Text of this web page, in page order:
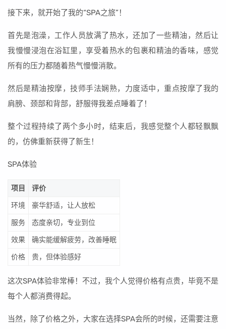
接下来，就开始了我的“SPA之旅”！
首先是泡澡，工作人员放满了热水，还加了一些精油，然后让
我慢慢浸泡在浴缸里，享受着热水的包裹和精油的香味，感觉
所有的压力都随着热气慢慢消散。
然后是精油按摩，技师手法娴熟，力度适中，重点按摩了我的
肩膀、颈部和背部，舒服得我差点睡着了！
整个过程持续了两个多小时，结束后，我感觉整个人都轻飘飘
的，仿佛重新获得了新生！
SPA体验
项目
评价
环境
豪华舒适，让人放松
服务
态度亲切，专业到位
效果
确实能缓解疲劳，改善睡眠
价格
贵，但体验感好
这次SPA体验非常棒！不过，我个人觉得价格有点贵，毕竟不是
每个人都消费得起。
当然，除了价格之外，大家在选择SPA会所的时候，还需要注意